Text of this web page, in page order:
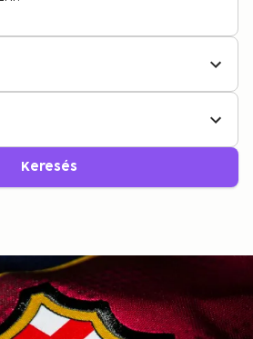
Keresés